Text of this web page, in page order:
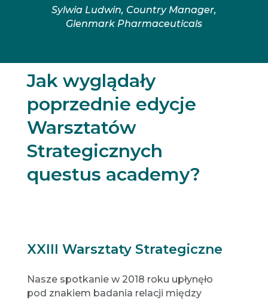
Sylwia Ludwin, Country Manager,
Glenmark Pharmaceuticals
Jak wyglądały
poprzednie edycje
Warsztatów
Strategicznych
questus academy?
XXIII Warsztaty Strategiczne
Nasze spotkanie w 2018 roku upłynęło
pod znakiem badania relacji między